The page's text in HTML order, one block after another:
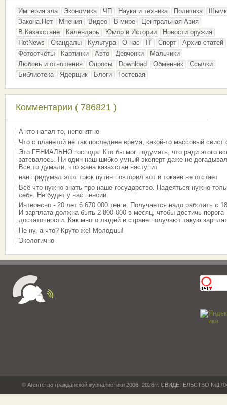
Империя зла Экономика ЧП Наука и техника Политика
Закона.Нет
Мнения Видео В мире
Центральная Азия
В Казахстане
Календарь Юмор и Истории
Новости оружия
HotNews
Скандалы Культура О нас IT Спорт
Архив статей
Фотоотчёты
Картинки Авто Девчонки
Мальчики
Любовь и отношения
Опросы Download Обменник
Ссылки
Библиотека
Ядерщик Блоги Гостевая
Комментарии ( 786821 )
А кто напал то, непонятно
Что с планетой не так последнее время, какой-то массовый свист
Это ГЕНИАЛЬНО господа. Кто бы мог подумать, что ради этого
затевалось. Ни один наш шибко умный эксперт даже не
Все то думали, что жана казахстан наступит
нан придумал этот трюк путин повторил вот и токаев не отстает
Всё что нужно знать про наше государство. Надеяться нужно
себя. Не будет у нас пенсии.
Интересно - 20 лет 6 670 000 тенге. Получается надо работать с
И зарплата должна быть 2 800 000 в месяц, чтобы достичь порога
достаточности. Как много людей в стране получают такую
Не ну, а что? Круто же! Молодцы!
Экологично
© Агентство гражданской журналистики 2006- 2026гг. СВИДЕТЕЛЬСТВО